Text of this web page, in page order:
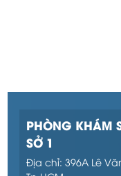
PHÒNG KHÁM
SỞ 1
Địa chỉ: 396A Lê